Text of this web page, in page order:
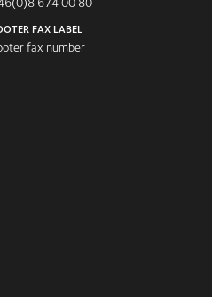
FAX LABEL
fax number